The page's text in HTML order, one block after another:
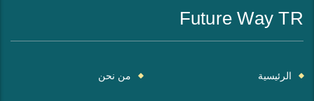
Future Way TR
الرئيسية من نحن